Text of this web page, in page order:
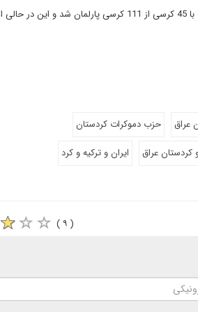
آخرین انتخاباتی که در اقلیم کردستان عراق در سال 2018 برگزار شد، منجر به پیروزی حزب دموکرات با 45 کرسی از 111 کرسی
عراق
حزب دموکرات کردستان
کردستان عراق ایران و ترکیه و کرد
( ۹ )